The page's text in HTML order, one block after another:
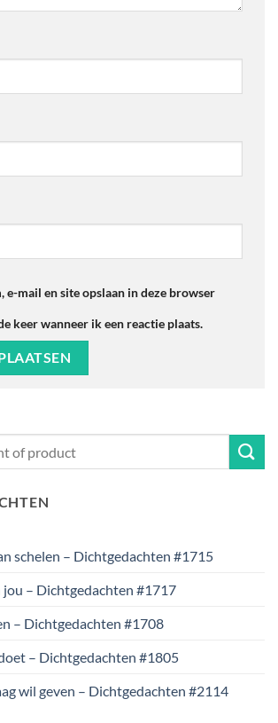
e-mail en site opslaan in deze browser
keer wanneer ik een reactie plaats.
schelen – Dichtgedachten #1715
jou – Dichtgedachten #1717
– Dichtgedachten #1708
– Dichtgedachten #1805
wil geven – Dichtgedachten #2114